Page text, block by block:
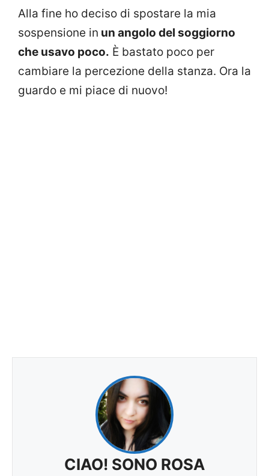
Alla fine ho deciso di spostare la mia
sospensione in un angolo del soggiorno
che usavo poco. È bastato poco per
cambiare la percezione della stanza. Ora la
guardo e mi piace di nuovo!
CIAO! SONO ROSA